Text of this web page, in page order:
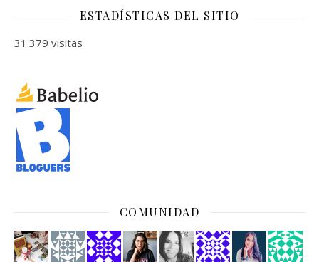
ESTADÍSTICAS DEL SITIO
31.379 visitas
COMUNIDAD